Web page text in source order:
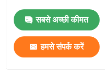
सबसे अच्छी कीमत
हमसे संपर्क करें